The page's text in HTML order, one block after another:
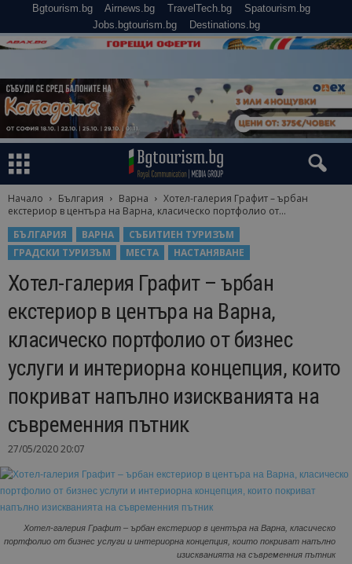
Bgtourism.bg Airnews.bg TravelTech.bg
Spatourism.bg
Jobs.bgtourism.bg
Destinations.bg
Начало България Варна
Хотел-галерия Графит – ърбан
екстериор в центъра на Варна, класическо портфолио от...
БЪЛГАРИЯ
ВАРНА
СЪБИТИЕН ТУРИЗЪМ
ГРАДСКИ ТУРИЗЪМ
МЕСТА НАСТАНЯВАНЕ
Хотел-галерия Графит – ърбан
екстериор в центъра на Варна,
класическо портфолио от бизнес
услуги и интериорна концепция, които
покриват напълно изискванията на
съвременния пътник
27/05/2020 20:07
Хотел-галерия Графит – ърбан екстериор в центъра на Варна, класическо
портфолио от бизнес услуги и интериорна концепция, които покриват напълно
изискванията на съвременния пътник